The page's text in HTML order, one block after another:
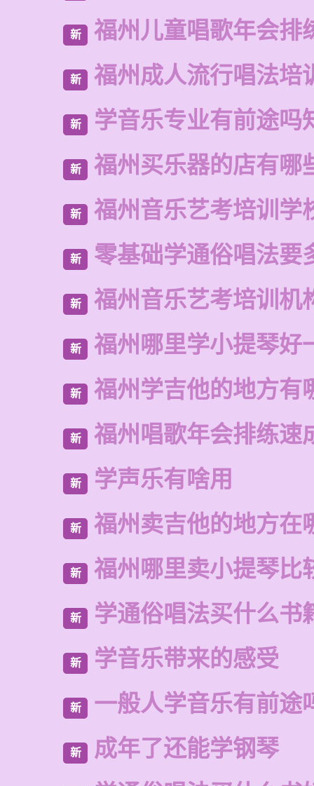
新 福州儿童唱歌年会排
新 福州成人流行唱法培
新 学音乐专业有前途吗
新 福州买乐器的店有哪
新 福州音乐艺考培训学
新 零基础学通俗唱法要
新 福州音乐艺考培训机
新 福州哪里学小提琴好
新 福州学吉他的地方有
新 福州唱歌年会排练速
新 学声乐有啥用
新 福州卖吉他的地方在
新 福州哪里卖小提琴比
新 学通俗唱法买什么书
新 学音乐带来的感受
新 一般人学音乐有前途
新 成年了还能学钢琴